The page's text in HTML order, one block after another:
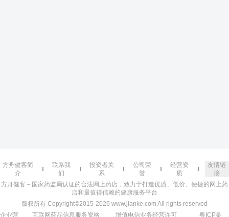
方舟健客简
介
联系我
们
投资者关
系
公司荣
誉
经营资
质
友情链
接
方舟健客－国家药监局认证的合法网上药店，致力于打造优质、低价、便捷的网上药
店和最值得信赖的健康服务平台
版权所有 Copyright©2015-2026 www.jianke.com All rights reserved
企业营
互联网药品信息服务资格 增值电信业务经营许可 粤ICP备